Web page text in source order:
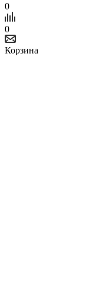
0
0
Корзина